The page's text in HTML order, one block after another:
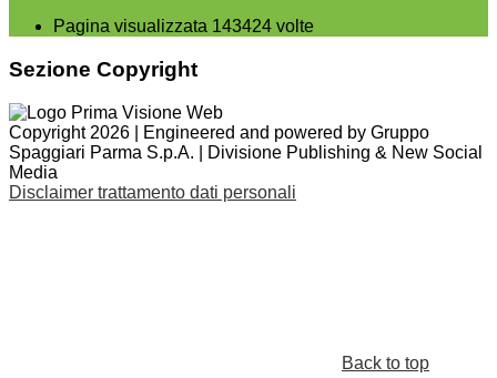
Pagina visualizzata 143424 volte
Sezione Copyright
Copyright 2026 | Engineered and powered by Gruppo
Spaggiari Parma S.p.A. | Divisione Publishing & New Social
Media
Disclaimer trattamento dati personali
Back to top